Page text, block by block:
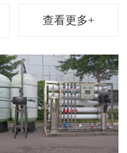
查看更多+